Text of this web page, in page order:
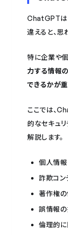
ChatGPTは
違えると、思
特に企業や
力する情報
できるかが
ここでは、
的なセキュ
解説します。
個人情
詐欺コン
著作権
誤情報の
倫理的